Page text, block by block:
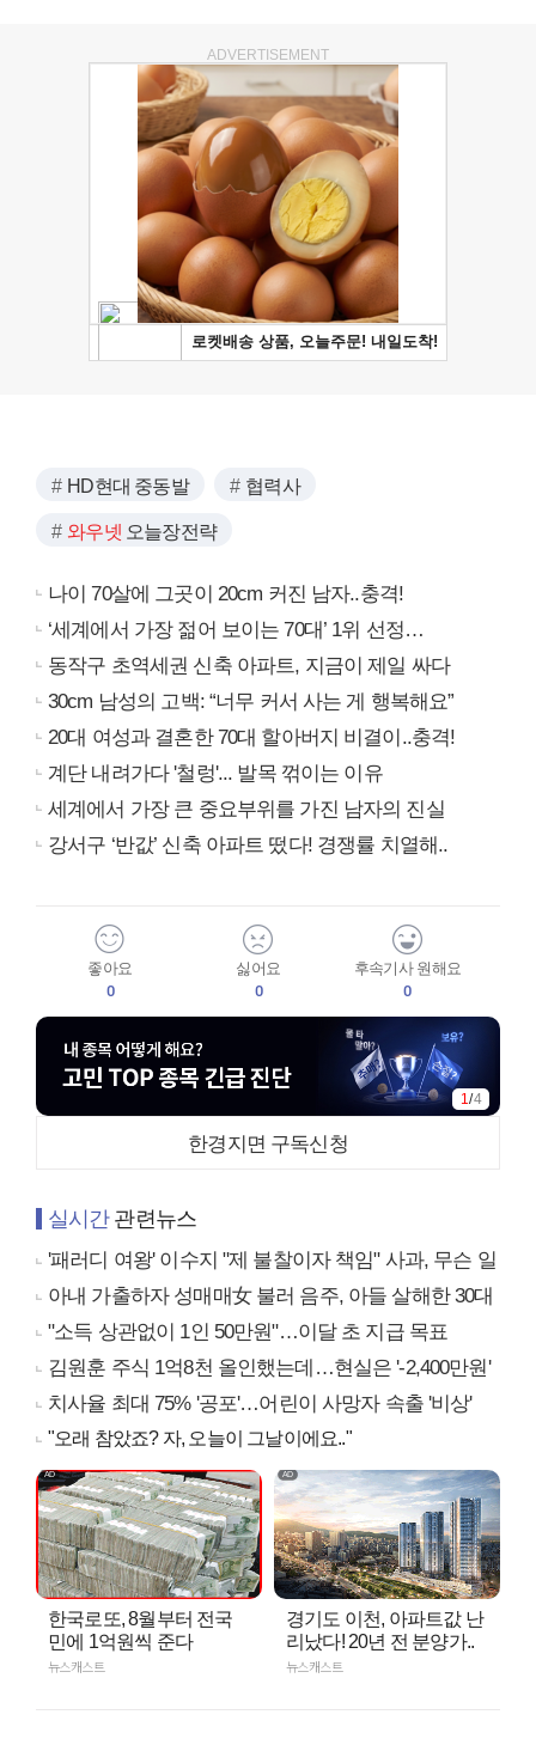
ADVERTISEMENT
HD현대 중동발 협력사
와우넷 오늘장전략
나이 70살에 그곳이 20cm 커진 남자..충격!
‘세계에서 가장 젊어 보이는 70대’ 1위 선정…
동작구 초역세권 신축 아파트, 지금이 제일 싸다
30cm 남성의 고백: “너무 커서 사는 게 행복해요”
20대 여성과 결혼한 70대 할아버지 비결이..충격!
계단 내려가다 '철렁'... 발목 꺾이는 이유
세계에서 가장 큰 중요부위를 가진 남자의 진실
강서구 ‘반값’ 신축 아파트 떴다! 경쟁률 치열해..
좋아요
0
싫어요
0
후속기사 원해요
0
1/4
한경지면 구독신청
실시간관련뉴스
'패러디 여왕' 이수지 "제 불찰이자 책임" 사과, 무슨 일
아내 가출하자 성매매女 불러 음주, 아들 살해한 30대
"소득 상관없이 1인 50만원"…이달 초 지급 목표
김원훈 주식 1억8천 올인했는데…현실은 '-2,400만원'
치사율 최대 75% '공포'…어린이 사망자 속출 '비상'
"오래 참았죠? 자, 오늘이 그날이에요.."
한국로또, 8월부터 전국
민에 1억원씩 준다
뉴스캐스트
경기도 이천, 아파트값 난
리났다! 20년 전 분양가..
뉴스캐스트